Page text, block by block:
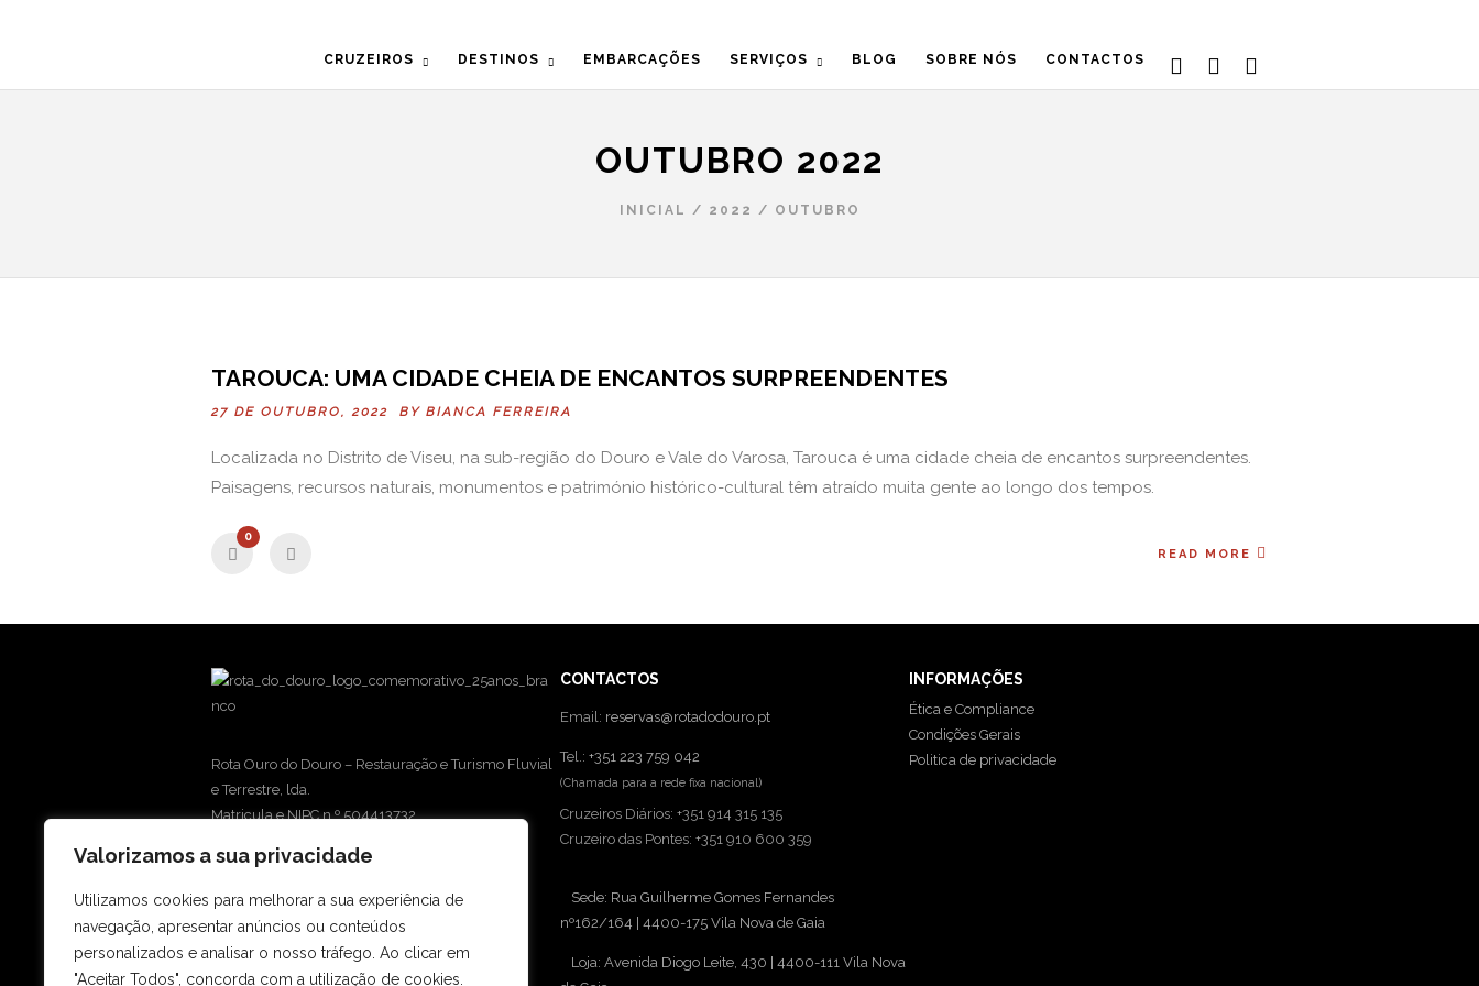
Valorizamos a sua privacidade
Utilizamos cookies para melhorar a sua experiência de
navegação, apresentar anúncios ou conteúdos
personalizados e analisar o nosso tráfego. Ao clicar em
"Aceitar Todos", concorda com a utilização de cookies.
CRUZEIROS DESTINOS EMBARCAÇÕES SERVIÇOS BLOG SOBRE NÓS CONTACTOS
OUTUBRO 2022
INICIAL / 2022 / OUTUBRO
TAROUCA: UMA CIDADE CHEIA DE ENCANTOS SURPREENDENTES
27 DE OUTUBRO, 2022 BY BIANCA FERREIRA
Localizada no Distrito de Viseu, na sub-região do Douro e Vale do Varosa, Tarouca é uma cidade cheia de encantos surpreendentes.
Paisagens, recursos naturais, monumentos e património histórico-cultural têm atraído muita gente ao longo dos tempos.
0
READ MORE
Rota Ouro do Douro – Restauração e Turismo Fluvial
e Terrestre, lda.
Matricula e NIPC n.º 504413732
RNAAT 45/2011 | RNAVT 4413
CONTACTOS
Email: reservas@rotadodouro.pt
Tel.: +351 223 759 042
(Chamada para a rede fixa nacional)
Cruzeiros Diários: +351 914 315 135
Cruzeiro das Pontes: +351 910 600 359
Sede: Rua Guilherme Gomes Fernandes
nº162/164 | 4400-175 Vila Nova de Gaia
Loja: Avenida Diogo Leite, 430 | 4400-111 Vila Nova
INFORMAÇÕES
Ética e Compliance
Condições Gerais
Politica de privacidade